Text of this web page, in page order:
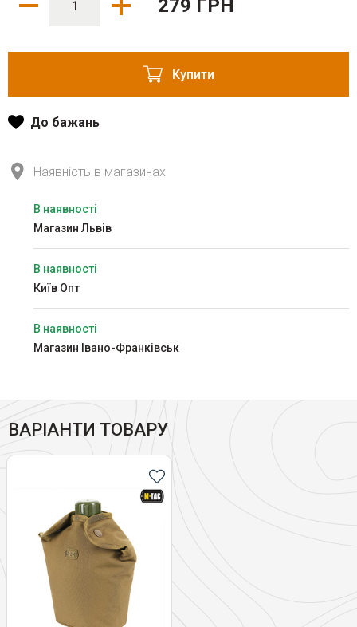
279 ГРН
Купити
До бажань
Наявність в магазинах
В наявності
Магазин Львів
В наявності
Київ Опт
В наявності
Магазин Івано-Франківськ
ВАРІАНТИ ТОВАРУ